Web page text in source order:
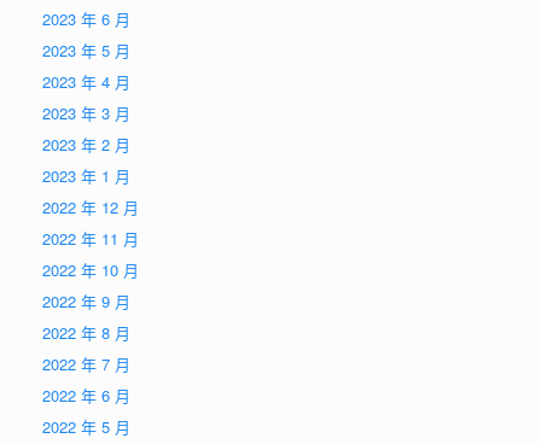
2023 年 6 月
2023 年 5 月
2023 年 4 月
2023 年 3 月
2023 年 2 月
2023 年 1 月
2022 年 12 月
2022 年 11 月
2022 年 10 月
2022 年 9 月
2022 年 8 月
2022 年 7 月
2022 年 6 月
2022 年 5 月